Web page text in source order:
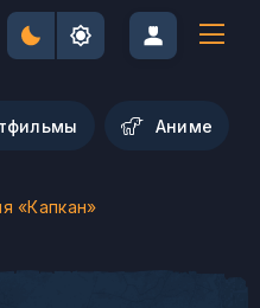
Aниме
«Капкан»